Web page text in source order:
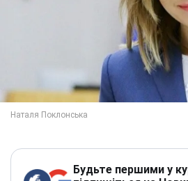
Будьте першими у